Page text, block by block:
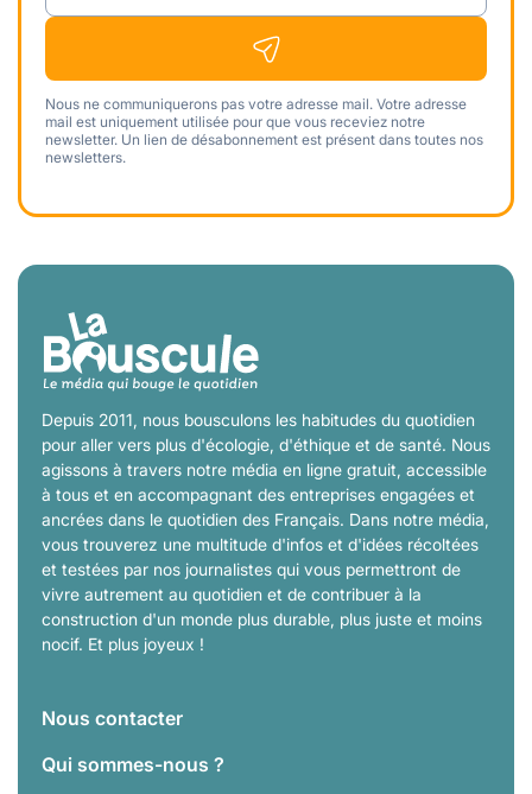
Nous ne communiquerons pas votre adresse mail. Votre adresse
mail est uniquement utilisée pour que vous receviez notre
newsletter. Un lien de désabonnement est présent dans toutes nos
newsletters.
Depuis 2011, nous bousculons les habitudes du quotidien
pour aller vers plus d'écologie, d'éthique et de santé. Nous
agissons à travers notre média en ligne gratuit, accessible
à tous et en accompagnant des entreprises engagées et
ancrées dans le quotidien des Français. Dans notre média,
vous trouverez une multitude d'infos et d'idées récoltées
et testées par nos journalistes qui vous permettront de
vivre autrement au quotidien et de contribuer à la
construction d'un monde plus durable, plus juste et moins
nocif. Et plus joyeux !
Nous contacter
Qui sommes-nous ?